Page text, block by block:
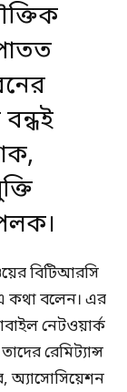
বিটিআরসি
কথা বলেন। এর
নেটওয়ার্ক
রেমিট্যান্স
অ্যাসোসিয়েশন